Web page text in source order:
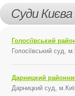
Суди Києва
Голосіївський
Голосіївський суд,
Дарницкий
Дарницкий суд,